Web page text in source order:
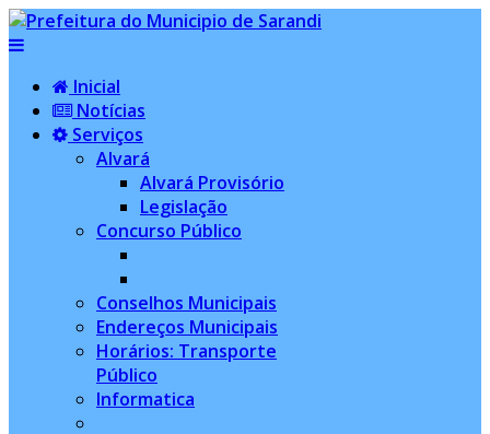
Inicial
Notícias
Serviços
Alvará
Alvará Provisório
Legislação
Concurso Público
Conselhos Municipais
Endereços Municipais
Horários: Transporte
Público
Informatica